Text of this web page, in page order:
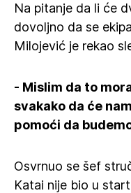
Na pitanje da li će
dovoljno da se
Milojević je rekao
- Mislim da to
svakako da će
pomoći da
Osvrnuo se šef
Katai nije bio u